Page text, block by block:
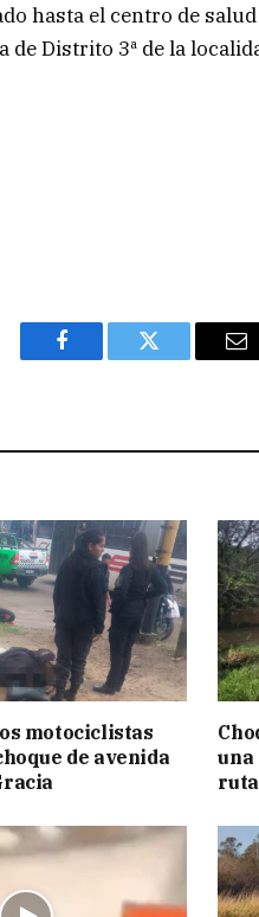
hasta el centro de
de Distrito 3ª de la
Facebook Twitter
motociclistas
de avenida
una